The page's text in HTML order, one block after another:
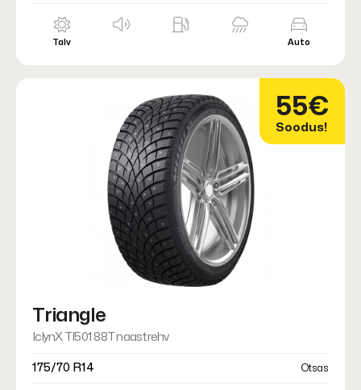
Talv Auto
55€
Soodus!
Triangle
IclynX TI501 88T naastrehv
175/70 R14 Otsas